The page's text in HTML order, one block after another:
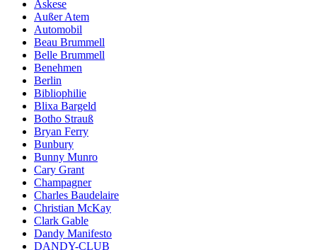
Askese
Außer Atem
Automobil
Beau Brummell
Belle Brummell
Benehmen
Berlin
Bibliophilie
Blixa Bargeld
Botho Strauß
Bryan Ferry
Bunbury
Bunny Munro
Cary Grant
Champagner
Charles Baudelaire
Christian McKay
Clark Gable
Dandy Manifesto
DANDY-CLUB